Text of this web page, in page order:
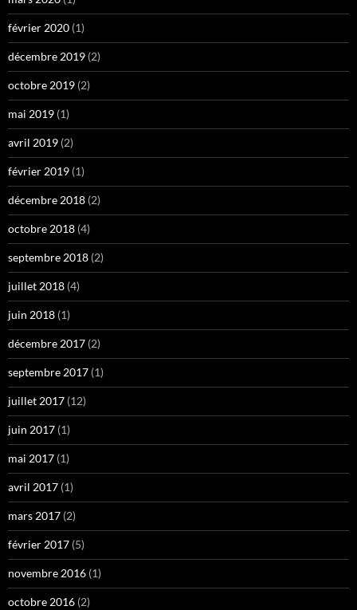
février 2020 (1)
décembre 2019 (2)
octobre 2019 (2)
mai 2019 (1)
avril 2019 (2)
février 2019 (1)
décembre 2018 (2)
octobre 2018 (4)
septembre 2018 (2)
juillet 2018 (4)
juin 2018 (1)
décembre 2017 (2)
septembre 2017 (1)
juillet 2017 (12)
juin 2017 (1)
mai 2017 (1)
avril 2017 (1)
mars 2017 (2)
février 2017 (5)
novembre 2016 (1)
octobre 2016 (2)